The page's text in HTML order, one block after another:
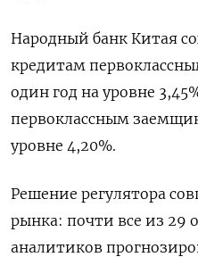
Народный банк Китая
кредитам
один год на уровне
первоклассным
уровне 4,20%.
Решение регулятора
рынка: почти все из 29
аналитиков